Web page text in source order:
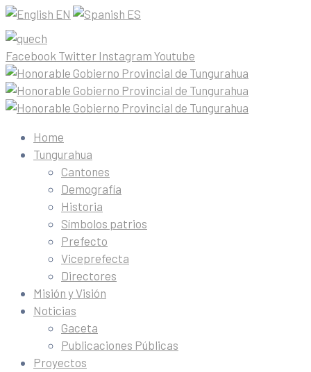
EN ES
Facebook Twitter Instagram Youtube
Home
Tungurahua
Cantones
Demografía
Historia
Símbolos patrios
Prefecto
Viceprefecta
Directores
Misión y Visión
Noticias
Gaceta
Publicaciones Públicas
Proyectos